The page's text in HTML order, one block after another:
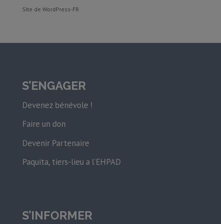
Site de WordPress-FR
S’ENGAGER
Devenez bénévole !
Faire un don
Devenir Partenaire
Paquita, tiers-lieu a l’EHPAD
S’INFORMER